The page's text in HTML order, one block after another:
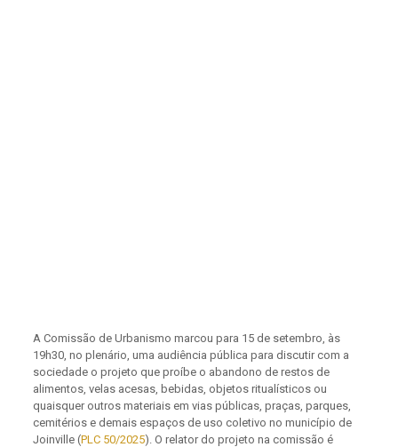
A Comissão de Urbanismo marcou para 15 de setembro, às
19h30, no plenário, uma audiência pública para discutir com a
sociedade o projeto que proíbe o abandono de restos de
alimentos, velas acesas, bebidas, objetos ritualísticos ou
quaisquer outros materiais em vias públicas, praças, parques,
cemitérios e demais espaços de uso coletivo no município de
Joinville (PLC 50/2025). O relator do projeto na comissão é